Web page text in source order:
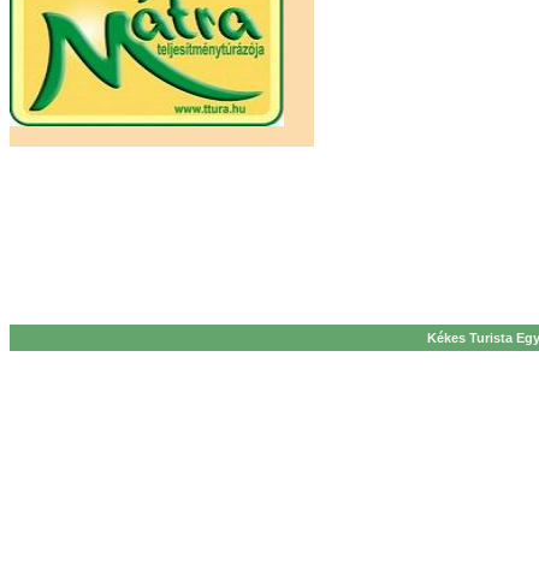
Kékes Turista